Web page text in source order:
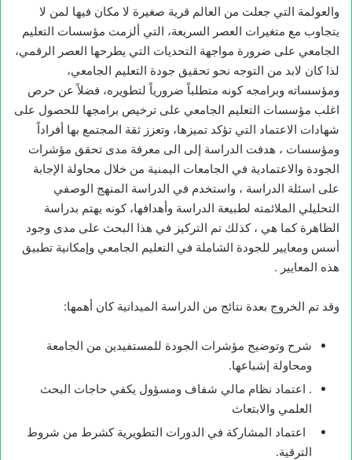
والعولمة التي جعلت من العالم قرية صغيرة لا مكان فيها لمن لا
يتجاوب مع متغيرات العصر السريعة، التي ألزمت مؤسسات التعليم
الجامعي على ضرورة مواجهة التحديات التي يطرحها العصر الرقمي،
لذا كان لابد من التوجه نحو تحقيق جودة التعليم الجامعي،
ومؤسساته وبرامجه كونه متطلباً ضرورياً لتطويره، فضلاً عن حرص
اغلب مؤسسات التعليم الجامعي على ترخيص برامجها للحصول على
شهادات الاعتماد التي تؤكد تميزها، وتعزز ثقة المجتمع بها أفراداً
ومؤسسات ، هدفت الدراسة إلى الى معرفة مدى تحقق مؤشرات
الجودة والاعتمادية في الجامعات اليمنية من خلال محاولة الإجابة
على اسئلة الدراسة ، واستخدم في الدراسة المنهج الوصفي
التحليلي الملائمته لطبيعة الدراسة وأهدافها، كونه يهتم بدراسة
الظاهرة كما هي ، كذلك تم التركيز في هذا البحث على مدى وجود
أسس ومعايير للجودة الشاملة في التعليم الجامعي وإمكانية تطبيق
هذه المعايير .
وقد تم الخروج بعدة نتائج من الدراسة الميدانية كان أهمها:
شرح وتوضيح مؤشرات الجودة للمستفيدين من الجامعة
ومحاولة إشباعها.
. اعتماد نظام مالي شفاف ومسؤول يكفي حاجات البحث
العلمي والابتعاث
اعتماد المشاركة في الدورات التطويرية كشرط من شروط
الترقية.